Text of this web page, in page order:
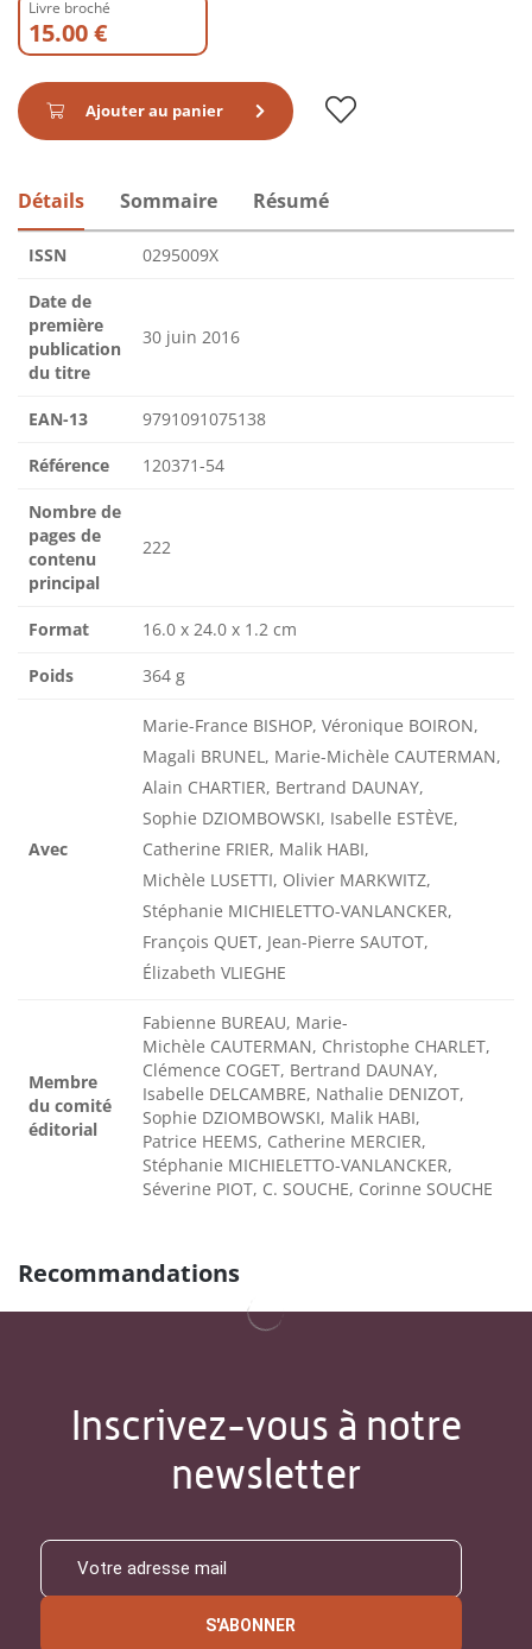
Livre broché
15.00 €
Ajouter au panier
Détails Sommaire Résumé
ISSN 0295009X
Date de
première
publication
du titre
30 juin 2016
EAN-13 9791091075138
Référence 120371-54
Nombre de
pages de
contenu
principal
222
Format 16.0 x 24.0 x 1.2 cm
Poids 364 g
Avec
Marie-France BISHOP, Véronique BOIRON,
Magali BRUNEL, Marie-Michèle CAUTERMAN,
Alain CHARTIER, Bertrand DAUNAY,
Sophie DZIOMBOWSKI, Isabelle ESTÈVE,
Catherine FRIER, Malik HABI,
Michèle LUSETTI, Olivier MARKWITZ,
Stéphanie MICHIELETTO-VANLANCKER,
François QUET, Jean-Pierre SAUTOT,
Élizabeth VLIEGHE
Membre
du comité
éditorial
Fabienne BUREAU, Marie-
Michèle CAUTERMAN, Christophe CHARLET,
Clémence COGET, Bertrand DAUNAY,
Isabelle DELCAMBRE, Nathalie DENIZOT,
Sophie DZIOMBOWSKI, Malik HABI,
Patrice HEEMS, Catherine MERCIER,
Stéphanie MICHIELETTO-VANLANCKER,
Séverine PIOT, C. SOUCHE, Corinne SOUCHE
Recommandations
Inscrivez-vous à notre
newsletter
S'ABONNER